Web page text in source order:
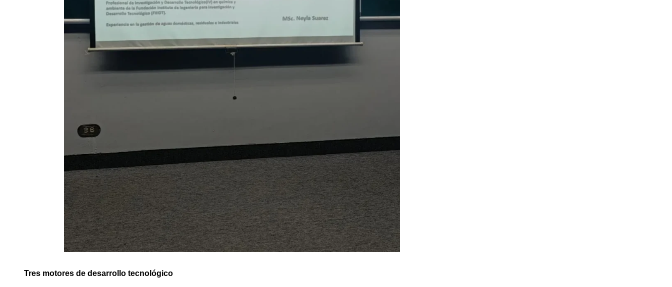
Tres motores de desarrollo tecnológico